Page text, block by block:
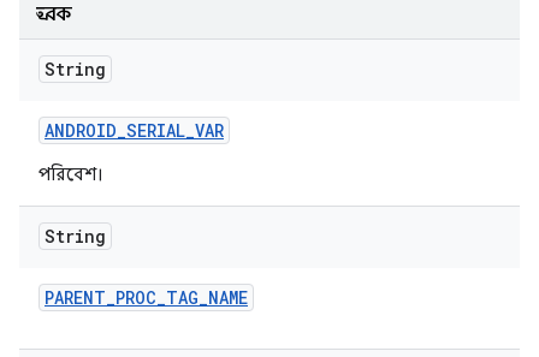
ধ্রুবক
String
ANDROID_SERIAL_VAR
পরিবেশ।
String
PARENT_PROC_TAG_NAME